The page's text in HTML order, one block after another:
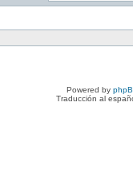
Powered by
Traducción al